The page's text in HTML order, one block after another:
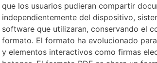
que los usuarios pudieran compartir
independientemente del dispositivo,
software que utilizaran, conservando el
formato. El formato ha evolucionado
y elementos interactivos como firmas